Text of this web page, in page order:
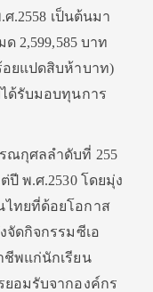
.2558 เป็นต้นมา
2,599,585 บาท
ยแปดสิบห้าบาท)
ด้รับมอบทุนการ
ณกุศลลำดับที่ 255
ปี พ.ศ.2530 โดยมุ่ง
ทยที่ด้อยโอกาส
จัดกิจกรรมซีเอ
ชีพแก่นักเรียน
อมรับจากองค์กร